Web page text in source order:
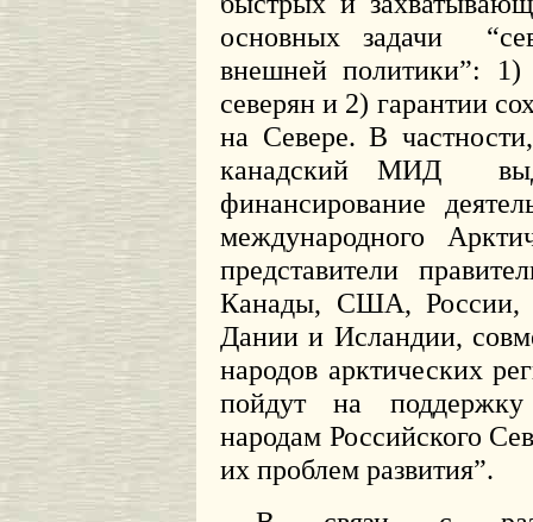
основных задачи
внешней политики”: 1)
северян и 2) гарантии
на Севере. В
канадский МИД
финансирование
международного
представители
Канады, США, России,
Дании и Исландии,
народов арктических
пойдут на
народам Российского
их проблем развития”.